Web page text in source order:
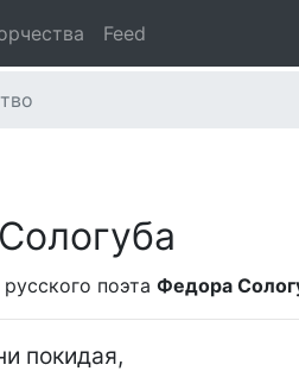
Feed
русского поэта Федора
покидая,